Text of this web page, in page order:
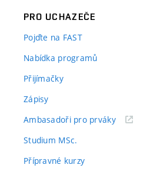
PRO UCHAZEČE
Pojďte na FAST
Nabídka programů
Přijímačky
Zápisy
Ambasadoři pro prváky(externí
Studium MSc.
Přípravné kurzy